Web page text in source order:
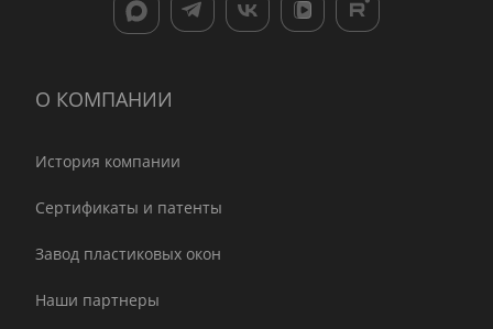
О КОМПАНИИ
История компании
Сертификаты и патенты
Завод пластиковых окон
Наши партнеры